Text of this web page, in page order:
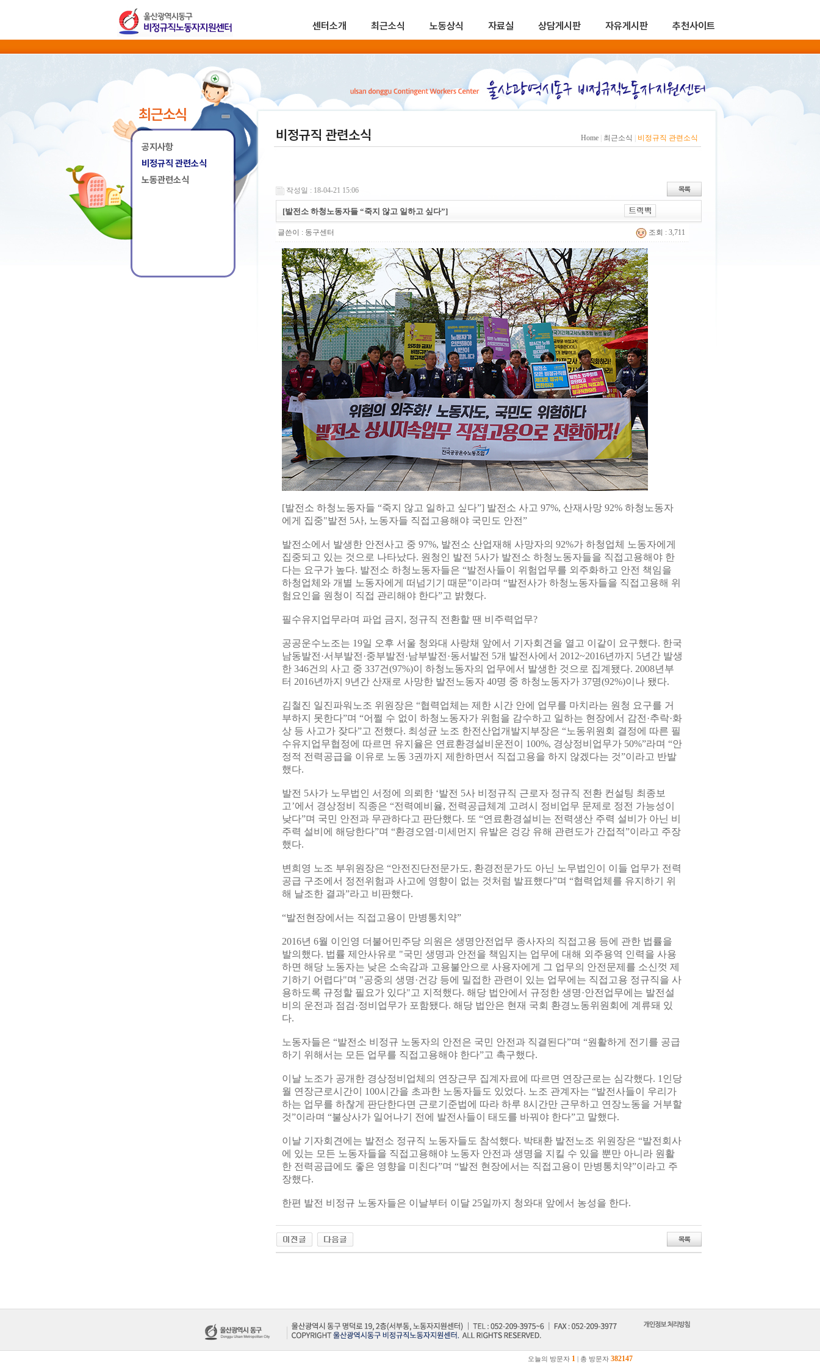
센터소개 최근소식 노동상식 자료실 상담게시판 자유게시판 추천사이트
최근소식
공지사항
비정규직 관련소식
노동관련소식
비정규직 관련소식 Home 최근소식 비정규직 관련소식
작성일 : 18-04-21 15:06
[발전소 하청노동자들 “죽지 않고 일하고 싶다”]
글쓴이 : 동구센터 조회 : 3,711
[발전소 하청노동자들 “죽지 않고 일하고 싶다”] 발전소 사고 97%, 산재사망 92% 하청노동자
에게 집중"발전 5사, 노동자들 직접고용해야 국민도 안전”
발전소에서 발생한 안전사고 중 97%, 발전소 산업재해 사망자의 92%가 하청업체 노동자에게
집중되고 있는 것으로 나타났다. 원청인 발전 5사가 발전소 하청노동자들을 직접고용해야 한
다는 요구가 높다. 발전소 하청노동자들은 “발전사들이 위험업무를 외주화하고 안전 책임을
하청업체와 개별 노동자에게 떠넘기기 때문”이라며 “발전사가 하청노동자들을 직접고용해 위
험요인을 원청이 직접 관리해야 한다”고 밝혔다.
필수유지업무라며 파업 금지, 정규직 전환할 땐 비주력업무?
공공운수노조는 19일 오후 서울 청와대 사랑채 앞에서 기자회견을 열고 이같이 요구했다. 한국
남동발전·서부발전·중부발전·남부발전·동서발전 5개 발전사에서 2012~2016년까지 5년간 발생
한 346건의 사고 중 337건(97%)이 하청노동자의 업무에서 발생한 것으로 집계됐다. 2008년부
터 2016년까지 9년간 산재로 사망한 발전노동자 40명 중 하청노동자가 37명(92%)이나 됐다.
김철진 일진파워노조 위원장은 “협력업체는 제한 시간 안에 업무를 마치라는 원청 요구를 거
부하지 못한다”며 “어쩔 수 없이 하청노동자가 위험을 감수하고 일하는 현장에서 감전·추락·화
상 등 사고가 잦다”고 전했다. 최성균 노조 한전산업개발지부장은 “노동위원회 결정에 따른 필
수유지업무협정에 따르면 유지율은 연료환경설비운전이 100%, 경상정비업무가 50%”라며 “안
정적 전력공급을 이유로 노동 3권까지 제한하면서 직접고용을 하지 않겠다는 것”이라고 반발
했다.
발전 5사가 노무법인 서정에 의뢰한 ‘발전 5사 비정규직 근로자 정규직 전환 컨설팅 최종보
고’에서 경상정비 직종은 “전력예비율, 전력공급체계 고려시 정비업무 문제로 정전 가능성이
낮다”며 국민 안전과 무관하다고 판단했다. 또 “연료환경설비는 전력생산 주력 설비가 아닌 비
주력 설비에 해당한다”며 “환경오염·미세먼지 유발은 겅강 유해 관련도가 간접적”이라고 주장
했다.
변희영 노조 부위원장은 “안전진단전문가도, 환경전문가도 아닌 노무법인이 이들 업무가 전력
공급 구조에서 정전위험과 사고에 영향이 없는 것처럼 발표했다”며 “협력업체를 유지하기 위
해 날조한 결과”라고 비판했다.
“발전현장에서는 직접고용이 만병통치약”
2016년 6월 이인영 더불어민주당 의원은 생명안전업무 종사자의 직접고용 등에 관한 법률을
발의했다. 법률 제안사유로 "국민 생명과 안전을 책임지는 업무에 대해 외주용역 인력을 사용
하면 해당 노동자는 낮은 소속감과 고용불안으로 사용자에게 그 업무의 안전문제를 소신껏 제
기하기 어렵다"며 "공중의 생명·건강 등에 밀접한 관련이 있는 업무에는 직접고용 정규직을 사
용하도록 규정할 필요가 있다"고 지적했다. 해당 법안에서 규정한 생명·안전업무에는 발전설
비의 운전과 점검·정비업무가 포함됐다. 해당 법안은 현재 국회 환경노동위원회에 계류돼 있
다.
노동자들은 “발전소 비정규 노동자의 안전은 국민 안전과 직결된다”며 “원활하게 전기를 공급
하기 위해서는 모든 업무를 직접고용해야 한다”고 촉구했다.
이날 노조가 공개한 경상정비업체의 연장근무 집계자료에 따르면 연장근로는 심각했다. 1인당
월 연장근로시간이 100시간을 초과한 노동자들도 있었다. 노조 관계자는 “발전사들이 우리가
하는 업무를 하찮게 판단한다면 근로기준법에 따라 하루 8시간만 근무하고 연장노동을 거부할
것”이라며 “불상사가 일어나기 전에 발전사들이 태도를 바꿔야 한다”고 말했다.
이날 기자회견에는 발전소 정규직 노동자들도 참석했다. 박태환 발전노조 위원장은 “발전회사
에 있는 모든 노동자들을 직접고용해야 노동자 안전과 생명을 지킬 수 있을 뿐만 아니라 원활
한 전력공급에도 좋은 영향을 미친다”며 “발전 현장에서는 직접고용이 만병통치약”이라고 주
장했다.
한편 발전 비정규 노동자들은 이날부터 이달 25일까지 청와대 앞에서 농성을 한다.
오늘의 방문자 1 | 총 방문자 382147